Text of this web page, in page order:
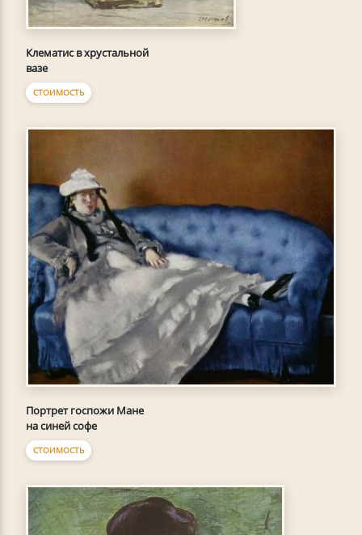
Клематис в хрустальной
вазе
СТОИМОСТЬ
Портрет госпожи Мане
на синей софе
СТОИМОСТЬ